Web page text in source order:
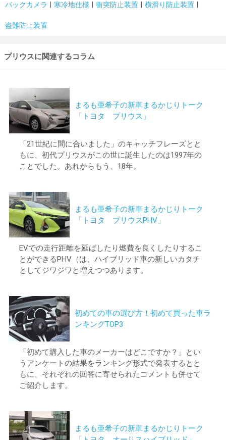
バックカメラ 寒冷地仕様 衝突防止装置 横滑り防止装置
盗難防止装置
プリウスに関連するコラム
まるも亜希子の新車まるかじりトーク
「トヨタ プリウス」
「21世紀に間に合いました」のキャッチフレーズとと
もに、初代プリウスがこの世に誕生したのは1997年の
ことでした。あれからもう、18年。
まるも亜希子の新車まるかじりトーク
「トヨタ プリウスPHV」
EVでの走行距離を延ばしたり燃費を良くしたりするこ
とができるPHV（は、ハイブリッド車の新しいカタチ
としてジワジワと増えつつあります。
初めての車の選び方！初めて買った車ラ
ンキングTOP3
「初めて購入した車のメーカーはどこですか？」とい
うアンケートの結果をランキング形式で発表するとと
もに、それぞれの回答に寄せられたコメントも併せて
ご紹介します。
まるも亜希子の新車まるかじりトーク